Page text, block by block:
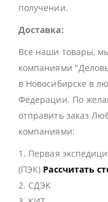
получении.
Доставка:
Все наши товары,
компаниями
в Новосибирске в
Федерации. По
отправить заказ
компаниями:
1. Первая
(ПЭК) Рассчитать
2. СДЭК